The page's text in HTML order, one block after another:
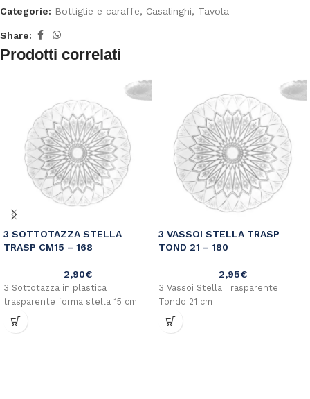
Categorie: Bottiglie e caraffe, Casalinghi, Tavola
Share:
Prodotti correlati
3 SOTTOTAZZA STELLA
TRASP CM15 – 168
2,90€
3 Sottotazza in plastica
trasparente forma stella 15 cm
3 VASSOI STELLA TRASP
TOND 21 – 180
2,95€
3 Vassoi Stella Trasparente
Tondo 21 cm